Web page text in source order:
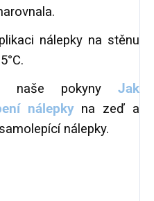
nálepky na stěnu
naše pokyny Jak
nálepkyna zeď a
samolepící nálepky.